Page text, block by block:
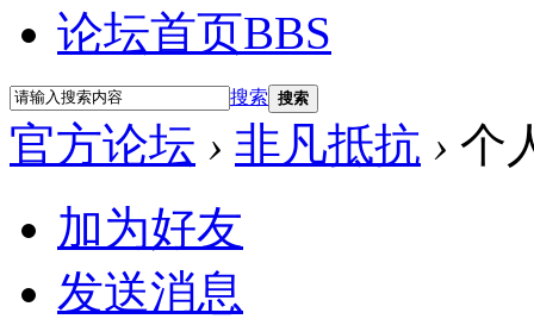
论坛首页BBS
搜索 搜索
官方论坛 › 非凡抵抗 › 个
加为好友
发送消息